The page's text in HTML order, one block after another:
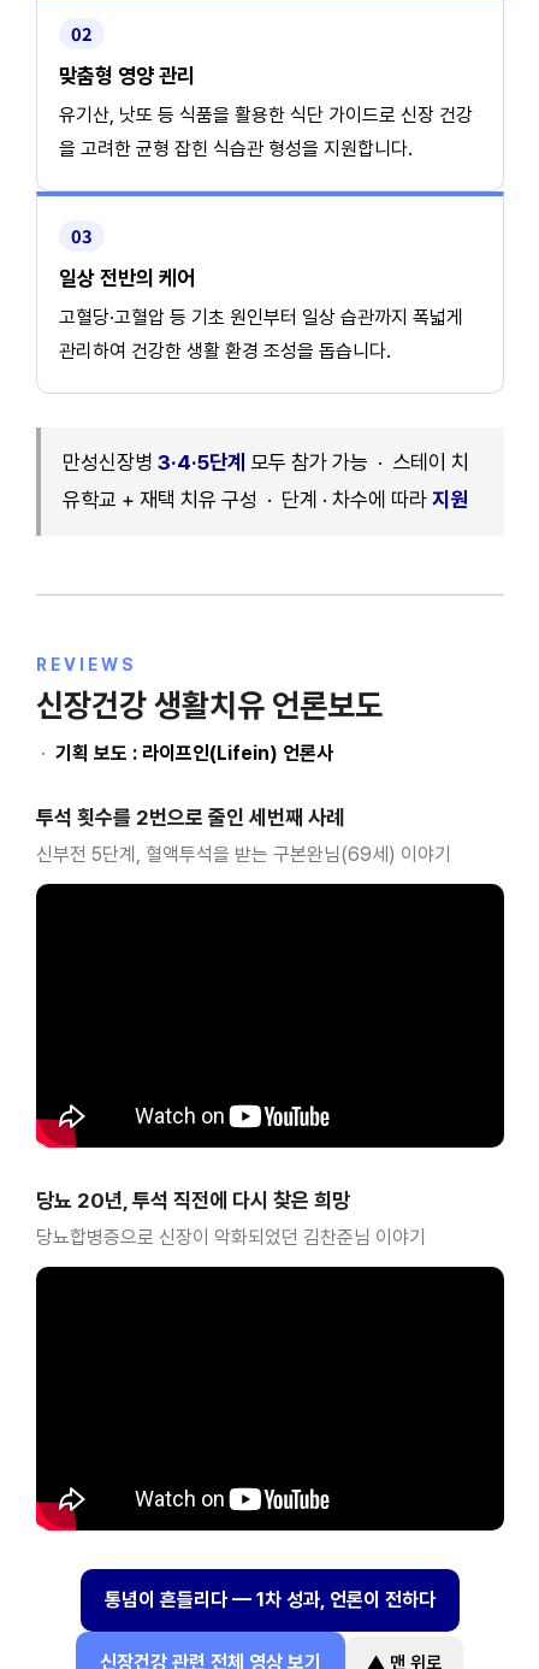
02
맞춤형 영양 관리
유기산, 낫또 등 식품을 활용한 식단 가이드로 신장 건강
을 고려한 균형 잡힌 식습관 형성을 지원합니다.
03
일상 전반의 케어
고혈당·고혈압 등 기초 원인부터 일상 습관까지 폭넓게
관리하여 건강한 생활 환경 조성을 돕습니다.
만성신장병 3·4·5단계 모두 참가 가능 · 스테이 치
유학교 + 재택 치유 구성 · 단계 · 차수에 따라 지원
REVIEWS
신장건강 생활치유 언론보도
· 기획 보도 : 라이프인(Lifein) 언론사
투석 횟수를 2번으로 줄인 세번째 사례
신부전 5단계, 혈액투석을 받는 구본완님(69세) 이야기
당뇨 20년, 투석 직전에 다시 찾은 희망
당뇨합병증으로 신장이 악화되었던 김찬준님 이야기
통념이 흔들리다 — 1차 성과, 언론이 전하다
신장건강 관련 전체 영상 보기 ▲ 맨 위로